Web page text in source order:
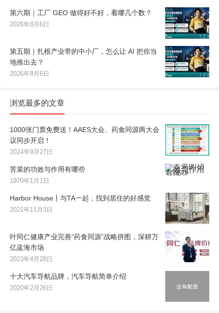
第六期｜工厂 GEO 做得好不好，看哪几个数？
2026年8月6日
第五期｜扎根产业带的中小厂，怎么让 AI 把你当
地推出去？
2026年8月6日
浏览最多的文章
1000张门票免费送！AAES大会、药食同源两大会
议同步开启！
2024年9月27日
苦菜的功效与作用有哪些
1970年1月1日
Harbor House丨与TA一起，找到居住的好感觉
2021年11月3日
叶同仁健康产业完善“药食同源”战略拼图，深耕万
亿蓝海市场
2023年4月28日
十大汽车导航品牌，汽车导航简单介绍
2020年2月26日